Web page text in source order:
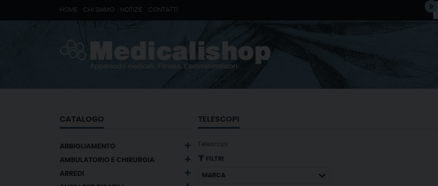
HOME CHI SIAMO NOTIZIE CONTATTI 0
CATALOGO
ABBIGLIAMENTO
AMBULATORIO E CHIRURGIA
ARREDI
TELESCOPI
Telescopi
FILTRI
MARCA